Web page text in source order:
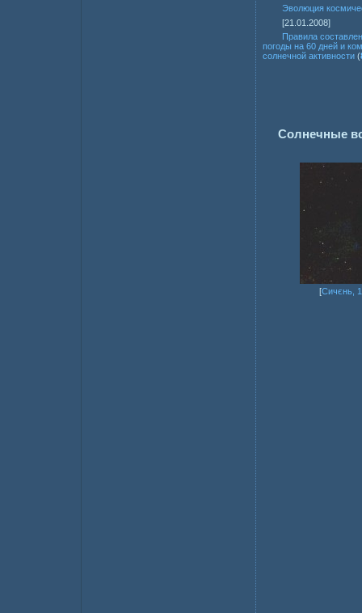
Эволюция
[21.01.2008]
Правила
погоды на 60 дней и
солнечной активности (
Солнечные
[Сичєнь,